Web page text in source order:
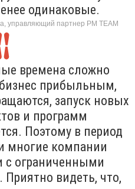
одинаковые.
управляющий партнер РМ ТЕАМ
времена сложно
прибыльным,
запуск новых
и программ
Поэтому в период
многие компании
с ограниченными
видеть, что,